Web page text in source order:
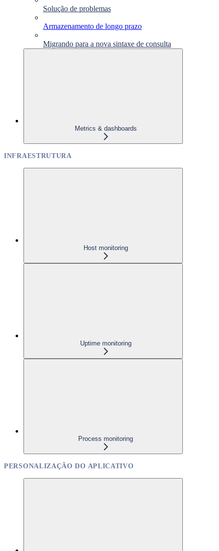
Solução de problemas
Armazenamento de longo prazo
Migrando para a nova sintaxe de consulta
Metrics & dashboards
INFRAESTRUTURA
Host monitoring
Uptime monitoring
Process monitoring
PERSONALIZAÇÃO DO APLICATIVO